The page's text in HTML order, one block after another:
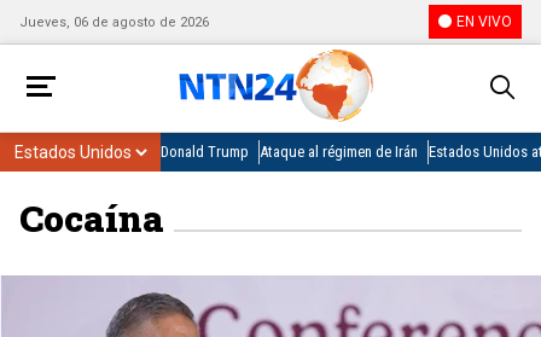
Jueves, 06 de agosto de 2026 EN VIVO
Donald Trump Ataque al régimen de Irán Estados Unidos
Cocaína